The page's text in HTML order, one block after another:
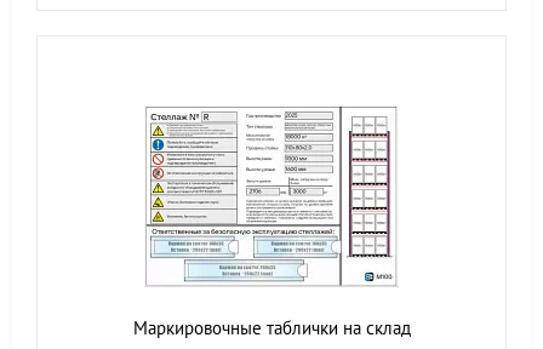
Маркировочные таблички на склад